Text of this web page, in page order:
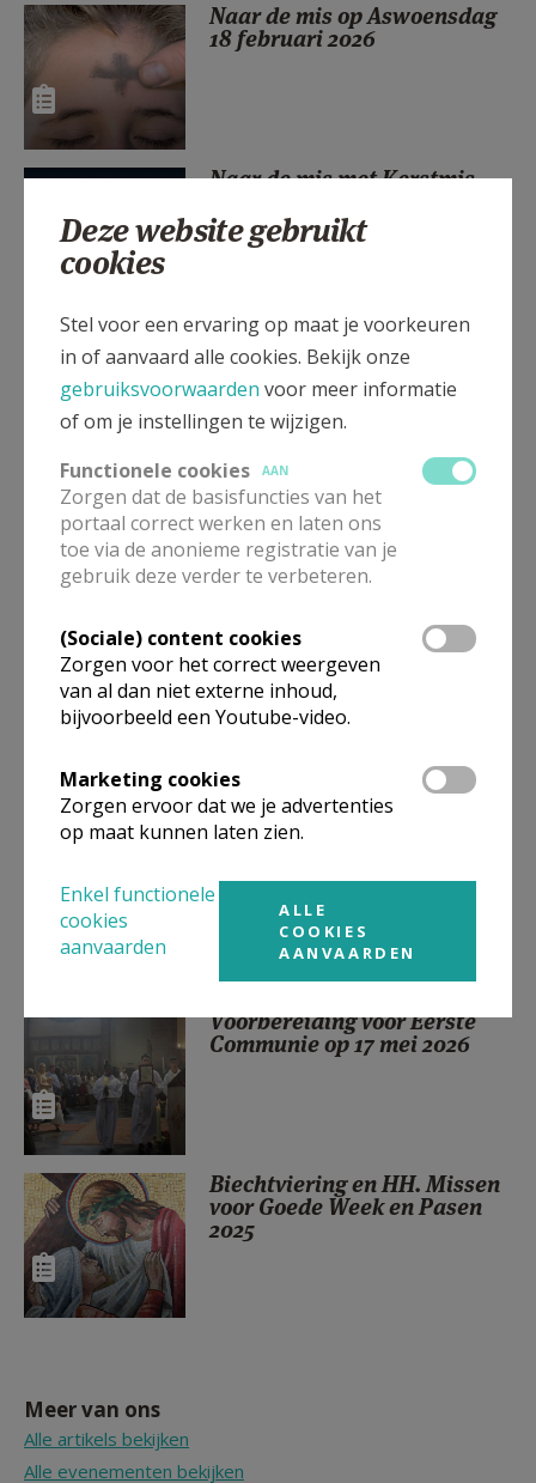
Naar de mis op Aswoensdag
18 februari 2026
Naar de mis met Kerstmis,
Voedselinzameling voor 't
Vlot tijdens de Advent
Adventsbezinning op
woensdag om 19u
Muzikale
Eucharistievieringen in de
Allerheiligen en Allerzielen,
za-zo 1-2 nov 2025
Voorbereiding voor Eerste
Communie op 17 mei 2026
Biechtviering en HH. Missen
voor Goede Week en Pasen
2025
Meer van ons
Alle artikels bekijken
Alle evenementen bekijken
Deze website gebruikt
cookies
Stel voor een ervaring op maat je voorkeuren
in of aanvaard alle cookies. Bekijk onze
gebruiksvoorwaarden voor meer informatie
of om je instellingen te wijzigen.
Functionele cookies
AAN
Zorgen dat de basisfuncties van het
portaal correct werken en laten ons
toe via de anonieme registratie van je
gebruik deze verder te verbeteren.
(Sociale) content cookies
Zorgen voor het correct weergeven
van al dan niet externe inhoud,
bijvoorbeeld een Youtube-video.
Marketing cookies
Zorgen ervoor dat we je advertenties
op maat kunnen laten zien.
Enkel functionele
cookies
aanvaarden
ALLE
COOKIES
AANVAARDEN